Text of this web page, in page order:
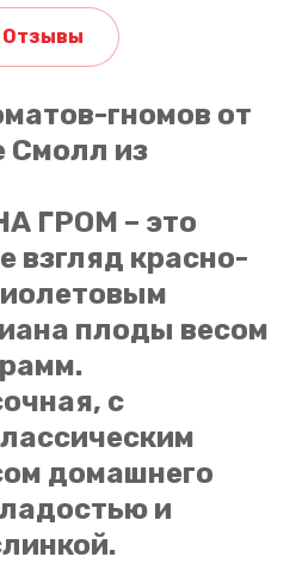
Отзывы
гномов от
Смолл из
ГРОМ – это
взгляд красно-
плоды весом
с
домашнего
и